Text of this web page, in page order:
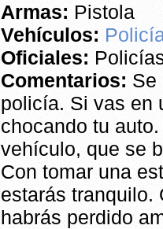
Armas: Pistola
Vehículos:
Oficiales:
Comentarios: Se
policía. Si vas en
chocando tu
vehículo, que se
Con tomar una
estarás tranquilo.
habrás perdido